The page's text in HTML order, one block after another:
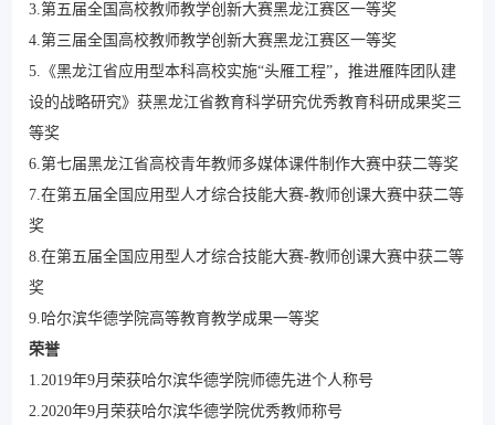
3.第五届全国高校教师教学创新大赛黑龙江赛区一等奖
4.第三届全国高校教师教学创新大赛黑龙江赛区一等奖
5.《黑龙江省应用型本科高校实施“头雁工程”，推进雁阵团队建
设的战略研究》获黑龙江省教育科学研究优秀教育科研成果奖三
等奖
6.第七届黑龙江省高校青年教师多媒体课件制作大赛中获二等奖
7.在第五届全国应用型人才综合技能大赛-教师创课大赛中获二等
奖
8.在第五届全国应用型人才综合技能大赛-教师创课大赛中获二等
奖
9.哈尔滨华德学院高等教育教学成果一等奖
荣誉
1.2019年9月荣获哈尔滨华德学院师德先进个人称号
2.2020年9月荣获哈尔滨华德学院优秀教师称号